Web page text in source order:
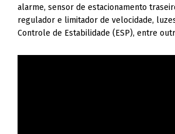
alarme, sensor de estacionamento
regulador e limitador de velocidade,
Controle de Estabilidade (ESP), entre